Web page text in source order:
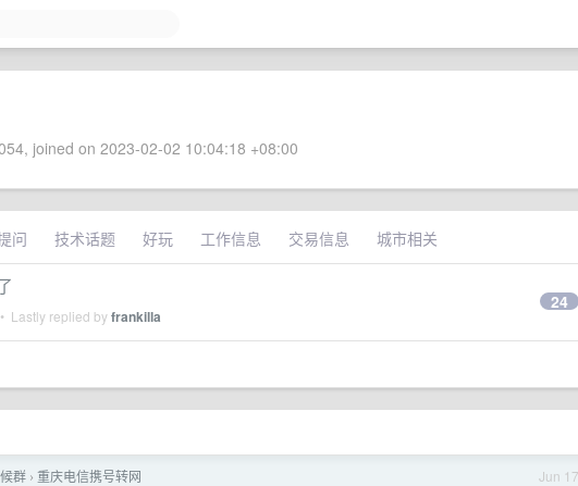
joined on 2023-02-02 10:04:18 +08:00
问 技术话题 好玩 工作信息 交易信息 城市相关
• Lastly replied byfrankilla
24
Jun 17
群 › 重庆电信携号转网